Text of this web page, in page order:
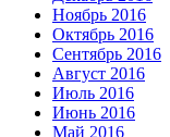
Ноябрь 2016
Октябрь 2016
Сентябрь 2016
Август 2016
Июль 2016
Июнь 2016
Май 2016